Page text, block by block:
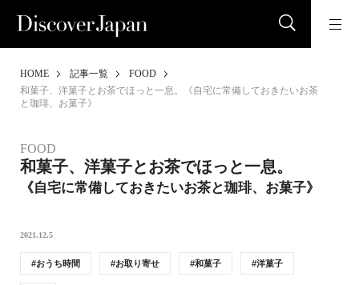
HOME 記事一覧
FOOD
和菓子、洋菓子とお茶でほっと一息。《自宅に常備しておきたいお茶
と珈琲、お菓子》
FOOD
和菓子、洋菓子とお茶でほっと一息。
《自宅に常備しておきたいお茶と珈琲、お菓子》
2021.12.5
おうち時間 お取り寄せ 和菓子 洋菓子